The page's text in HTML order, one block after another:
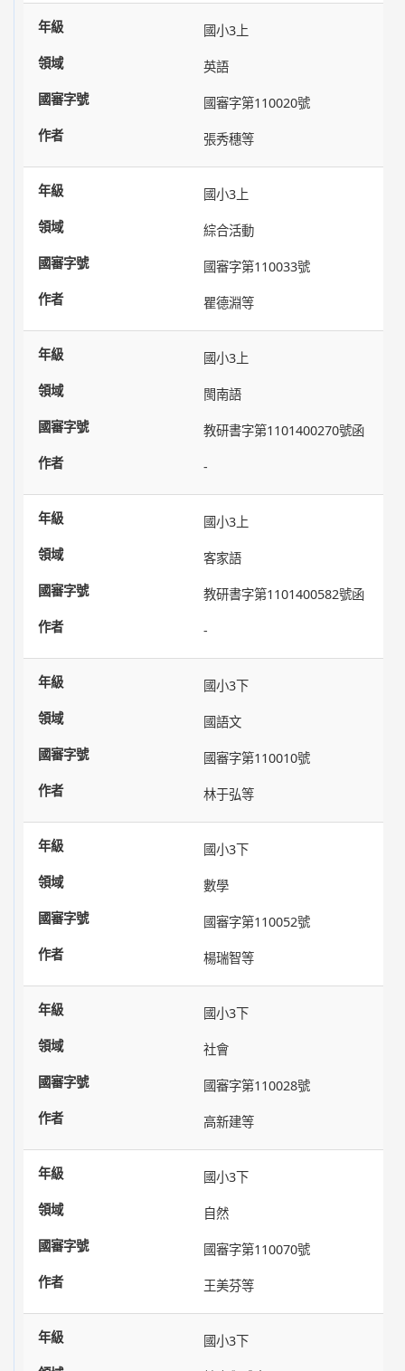
國小3上
英語
國審字第110020號
張秀穗等
國小3上
綜合活動
國審字第110033號
瞿德淵等
國小3上
閩南語
教研書字第1101400270號函
-
國小3上
客家語
教研書字第1101400582號函
-
國小3下
國語文
國審字第110010號
林于弘等
國小3下
數學
國審字第110052號
楊瑞智等
國小3下
社會
國審字第110028號
高新建等
國小3下
自然
國審字第110070號
王美芬等
國小3下